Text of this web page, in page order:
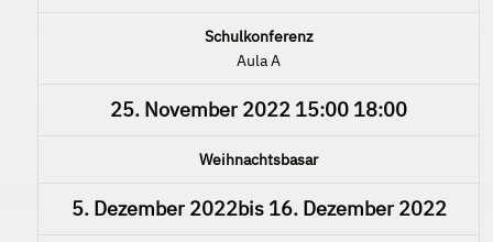
Schulkonferenz
Aula A
25. November 2022 15:00 18:00
Weihnachtsbasar
5. Dezember 2022bis 16. Dezember 2022